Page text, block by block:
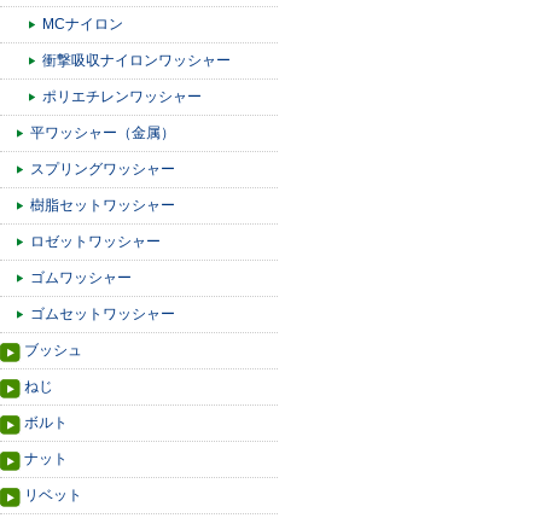
MCナイロン
衝撃吸収ナイロンワッシャー
ポリエチレンワッシャー
平ワッシャー（金属）
スプリングワッシャー
樹脂セットワッシャー
ロゼットワッシャー
ゴムワッシャー
ゴムセットワッシャー
ブッシュ
ねじ
ボルト
ナット
リベット